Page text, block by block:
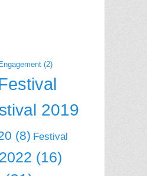
Engagement (2)
2019
(8) Festival
(16)